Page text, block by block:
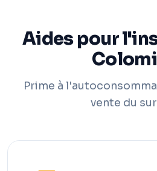
Aides pour
Prime à
vente du